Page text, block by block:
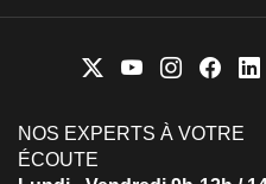
NOS EXPERTS À VOTRE
ÉCOUTE